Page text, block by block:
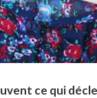
ce qui